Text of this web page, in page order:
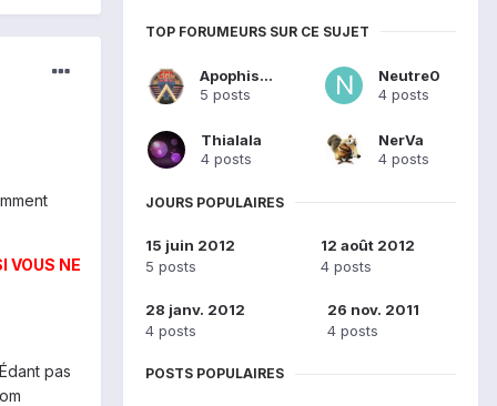
VOUS NE
pas
TOP FORUMEURS SUR CE SUJET
Apophis29
5 posts
Neutre0
4 posts
Thialala
4 posts
NerVa
4 posts
JOURS POPULAIRES
15 juin 2012
5 posts
12 août 2012
4 posts
28 janv. 2012
4 posts
26 nov. 2011
4 posts
POSTS POPULAIRES